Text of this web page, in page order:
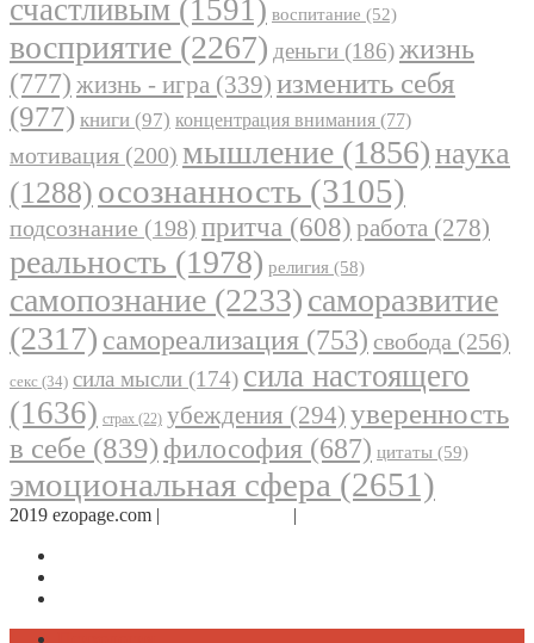
счастливым (1591) воспитание (52)
восприятие (2267) деньги (186)жизнь
(777) жизнь - игра (339) изменить себя
(977) книги (97) концентрация внимания (77)
мотивация (200) мышление (1856)наука
(1288) осознанность (3105)
подсознание (198) притча (608) работа (278)
реальность (1978) религия (58)
самопознание (2233)саморазвитие
(2317) самореализация (753) свобода (256)
секс (34) сила мысли (174) сила настоящего
(1636) страх (22) убеждения (294) уверенность
в себе (839) философия (687) цитаты (59)
эмоциональная сфера (2651)
2019 ezopage.com | |